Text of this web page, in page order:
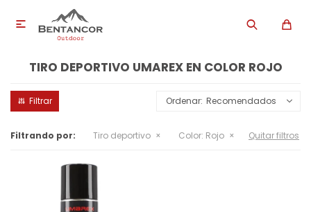

TIRO DEPORTIVO UMAREX EN COLOR ROJO
Recomendados
Filtrando por: Tiro deportivo Color: Rojo Quitar filtros